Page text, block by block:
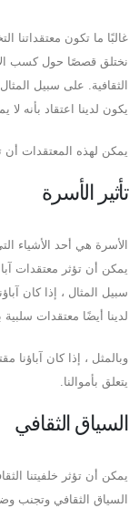
غالبًا ما تكون معتقداتنا
نختلق قصصًا حول كسب
الثقافية. على سبيل
يكون لدينا اعتقاد بأنه
يمكن لهذه المعتقدات أن
تأثير الأسرة
الأسرة هي أحد الأشياء
يمكن أن تؤثر معتقدات
سبيل المثال ، إذا كان
لدينا أيضًا معتقدات
وبالمثل ، إذا كان
يتعلق بأموالنا.
السياق الثقافي
يمكن أن تؤثر خلفيتنا
السياق الثقافي وتجنب